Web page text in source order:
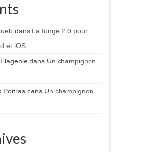
dans La fonge 2.0 pour
et iOS
dans Un champignon
Poitrasdans Un champignon